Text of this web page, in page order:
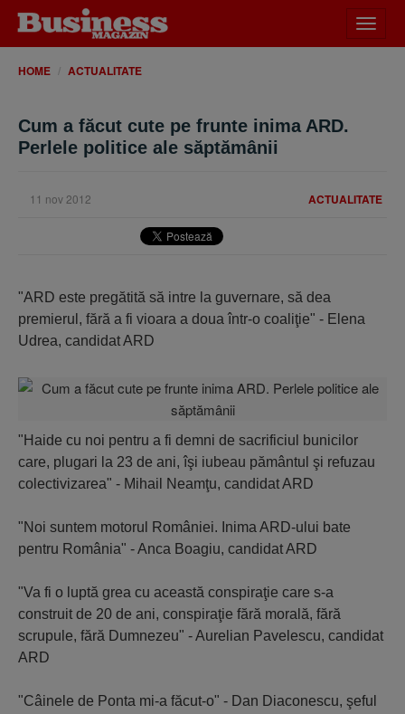
meniu
HOME ACTUALITATE
Cum a făcut cute pe frunte inima ARD.
Perlele politice ale săptămânii
ACTUALITATE
11 nov 2012
"ARD este pregătită să intre la guvernare, să dea
premierul, fără a fi vioara a doua într-o coaliţie" - Elena
Udrea, candidat ARD
"Haide cu noi pentru a fi demni de sacrificiul bunicilor
care, plugari la 23 de ani, îşi iubeau pământul şi refuzau
colectivizarea" - Mihail Neamţu, candidat ARD
"Noi suntem motorul României. Inima ARD-ului bate
pentru România" - Anca Boagiu, candidat ARD
"Va fi o luptă grea cu această conspiraţie care s-a
construit de 20 de ani, conspiraţie fără morală, fără
scrupule, fără Dumnezeu" - Aurelian Pavelescu, candidat
ARD
"Câinele de Ponta mi-a făcut-o" - Dan Diaconescu, şeful